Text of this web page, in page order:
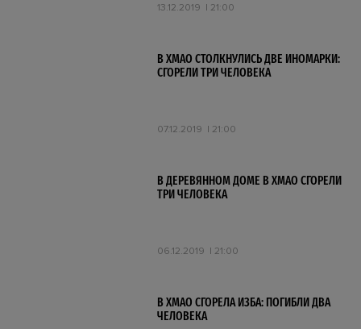
13.12.2019 21:00
В ХМАО СТОЛКНУЛИСЬ ДВЕ ИНОМАРКИ:
СГОРЕЛИ ТРИ ЧЕЛОВЕКА
07.12.2019 21:00
В ДЕРЕВЯННОМ ДОМЕ В ХМАО СГОРЕЛИ
ТРИ ЧЕЛОВЕКА
06.12.2019 21:00
В ХМАО СГОРЕЛА ИЗБА: ПОГИБЛИ ДВА
ЧЕЛОВЕКА